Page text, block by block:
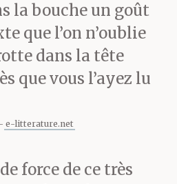
cassé à
depuis
T’avais
là. C’était
la bouche un goût
que l’on n’oublie
dans la tête
que vous l’ayez lu
e-litterature.net
force de ce très